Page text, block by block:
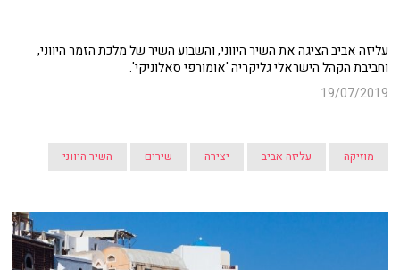
עליזה אביב הציגה את השיר היווני, והשבוע השיר של מלכת הזמר היווני,
וחביבת הקהל הישראלי גליקריה 'אומורפי סאלוניקי'.
19/07/2019
מוזיקה עליזה אביב יצירה שירים השיר היווני